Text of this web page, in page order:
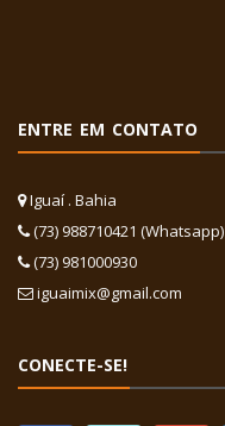
ENTRE EM CONTATO
Iguaí . Bahia
(73) 988710421 (Whatsapp)
(73) 981000930
iguaimix@gmail.com
CONECTE-SE!